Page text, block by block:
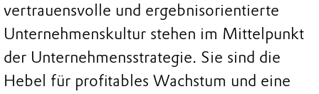
vertrauensvolle und ergebnisorientierte
Unternehmenskultur stehen im Mittelpunkt
der Unternehmensstrategie. Sie sind die
Hebel für profitables Wachstum und eine